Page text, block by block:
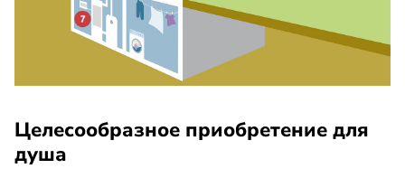
Целесообразное приобретение для
душа